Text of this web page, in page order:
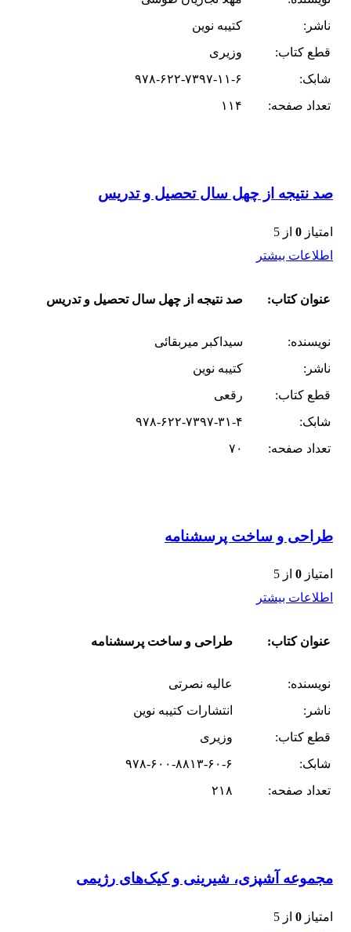
ناشر:
کتیبه نوین
قطع کتاب:
وزیری
شابک:
۹۷۸-۶۲۲-۷۳۹۷-۱۱-۶
تعداد صفحه:
۱۱۴
صد نتیجه از چهل سال تحصیل و تدریس
امتیاز 0 از 5
اطلاعات بیشتر
عنوان کتاب: صد نتیجه از چهل سال تحصیل و تدریس
نویسنده:
سیداکبر میربقائی
ناشر:
کتیبه نوین
قطع کتاب:
رقعی
شابک:
۹۷۸-۶۲۲-۷۳۹۷-۳۱-۴
تعداد صفحه:
۷۰
طراحی و ساخت پرسشنامه
امتیاز 0 از 5
اطلاعات بیشتر
عنوان کتاب: طراحی و ساخت پرسشنامه
نویسنده:
عالیه نصرتی
ناشر:
انتشارات کتیبه نوین
قطع کتاب:
وزیری
شابک:
۹۷۸-۶۰۰-۸۸۱۳-۶۰-۶
تعداد صفحه:
۲۱۸
مجموعه آشپزی، شیرینی و کیک‌های رژیمی
امتیاز 0 از 5